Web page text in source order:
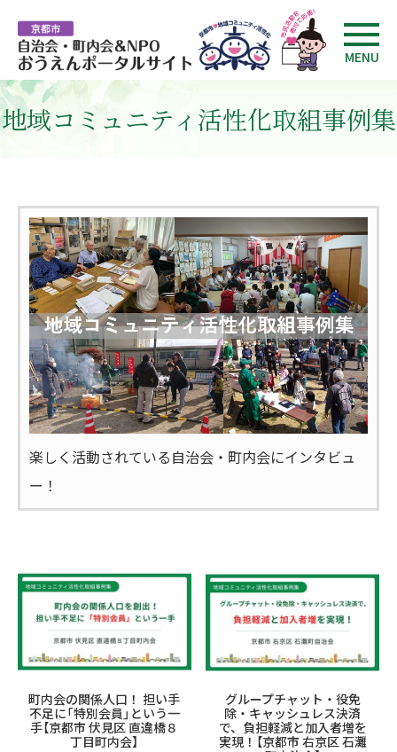
MENU
地域コミュニティ活性化取組事例集
楽しく活動されている自治会・町内会にインタビュ
ー！
町内会の関係人口！ 担い手
不足に「特別会員」という一
手【京都市 伏見区 直違橋８
丁目町内会】
グループチャット・役免
除・キャッシュレス決済
で、負担軽減と加入者増を
実現！【京都市 右京区 石灘